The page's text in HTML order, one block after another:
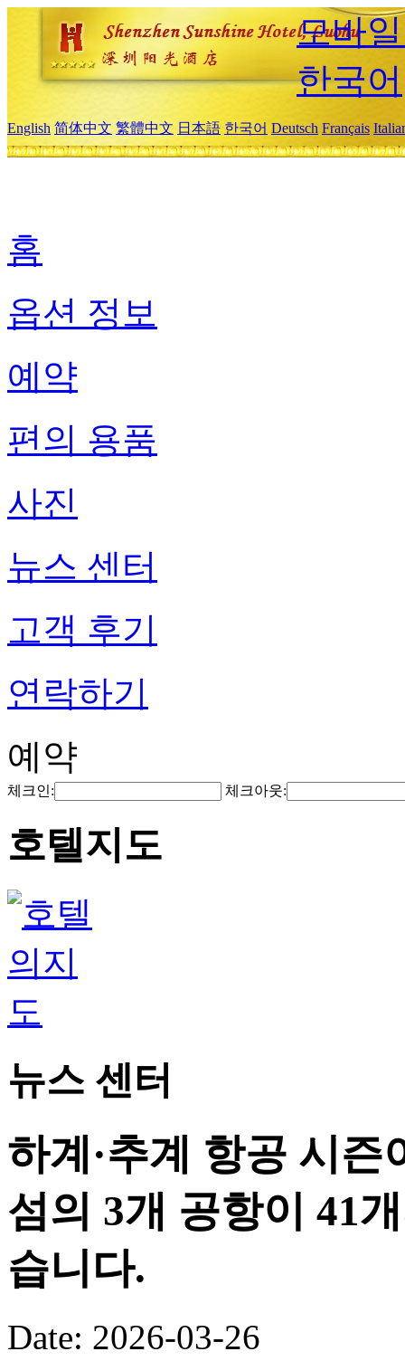
모바
한국어
English 简体中文 繁體中文 日本語 한국어 Deutsch Français
홈
옵션 정보
예약
편의 용품
사진
뉴스 센터
고객 후기
연락하기
예약
체크인: 체크아웃:
호텔지도
뉴스 센터
하계·추계 항공 시
섬의 3개 공항이 41
습니다.
Date: 2026-03-26